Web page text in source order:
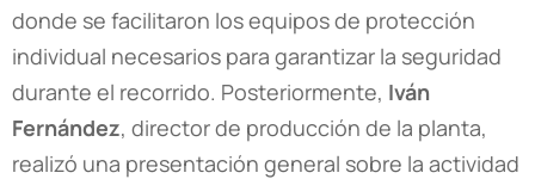
donde se facilitaron los equipos de protección
individual necesarios para garantizar la seguridad
durante el recorrido. Posteriormente, Iván
Fernández, director de producción de la planta,
realizó una presentación general sobre la actividad